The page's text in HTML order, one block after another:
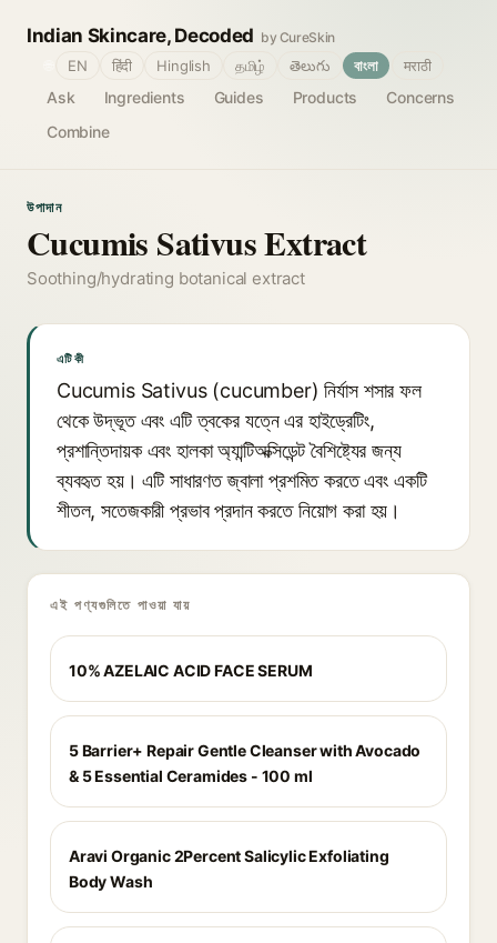
Indian Skincare, Decoded by CureSkin
Ask Ingredients Guides Products
Concerns
Combine
EN हिंदी Hinglish தமிழ் తెలుగు বাংলা मराठी
উপাদান
Cucumis Sativus Extract
Soothing/hydrating botanical extract
এটি কী
Cucumis Sativus (cucumber) নির্যাস শসার ফল
থেকে উদ্ভূত এবং এটি ত্বকের যত্নে এর হাইড্রেটিং,
প্রশান্তিদায়ক এবং হালকা অ্যান্টিঅক্সিডেন্ট বৈশিষ্ট্যের জন্য
ব্যবহৃত হয়। এটি সাধারণত জ্বালা প্রশমিত করতে এবং একটি
শীতল, সতেজকারী প্রভাব প্রদান করতে নিয়োগ করা হয়।
এই পণ্যগুলিতে পাওয়া যায়
10% AZELAIC ACID FACE SERUM
5 Barrier+ Repair Gentle Cleanser with Avocado
& 5 Essential Ceramides - 100 ml
Aravi Organic 2Percent Salicylic Exfoliating
Body Wash